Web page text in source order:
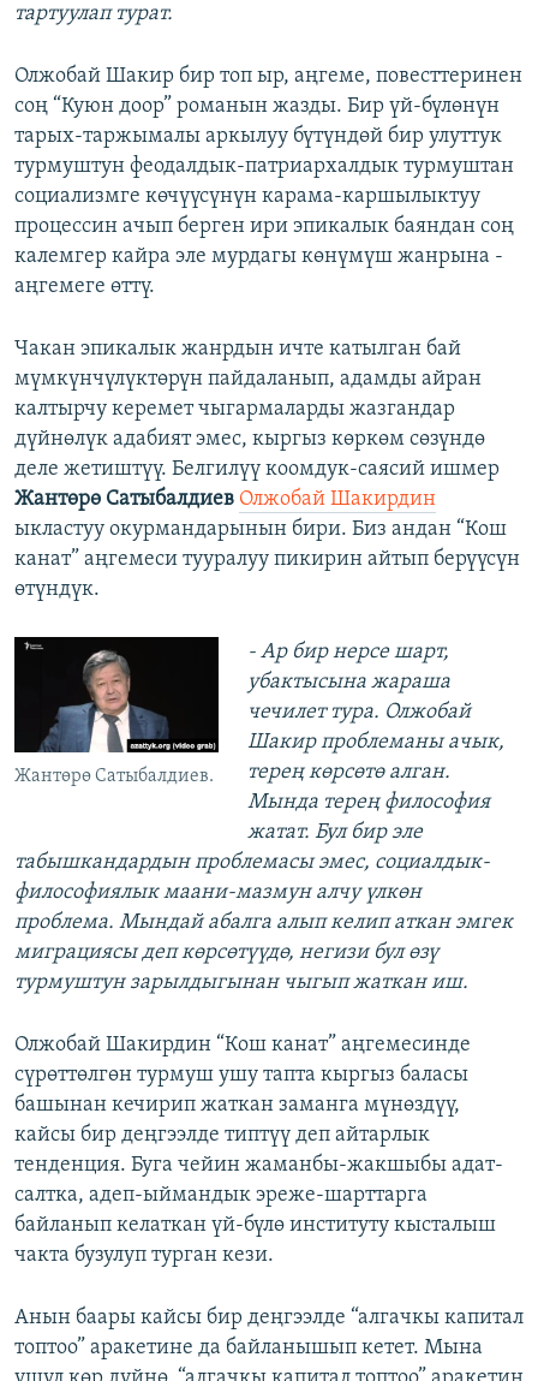
тартуулап турат.
Олжобай Шакир бир топ ыр, аңгеме, повесттеринен
соң “Куюн доор” романын жазды. Бир үй-бүлөнүн
тарых-таржымалы аркылуу бүтүндөй бир улуттук
турмуштун феодалдык-патриархалдык турмуштан
социализмге көчүүсүнүн карама-каршылыктуу
процессин ачып берген ири эпикалык баяндан соң
калемгер кайра эле мурдагы көнүмүш жанрына -
аңгемеге өттү.
Чакан эпикалык жанрдын ичте катылган бай
мүмкүнчүлүктөрүн пайдаланып, адамды айран
калтырчу керемет чыгармаларды жазгандар
дүйнөлүк адабият эмес, кыргыз көркөм сөзүндө
деле жетиштүү. Белгилүү коомдук-саясий ишмер
Жантөрө Сатыбалдиев Олжобай Шакирдин
ыкластуу окурмандарынын бири. Биз андан “Кош
канат” аңгемеси тууралуу пикирин айтып берүүсүн
өтүндүк.
Жантөрө Сатыбалдиев.
- Ар бир нерсе шарт,
убактысына жараша
чечилет тура. Олжобай
Шакир проблеманы ачык,
терең көрсөтө алган.
Мында терең философия
жатат. Бул бир эле
табышкандардын проблемасы эмес, социалдык-
философиялык маани-мазмун алчу үлкөн
проблема. Мындай абалга алып келип аткан эмгек
миграциясы деп көрсөтүүдө, негизи бул өзү
турмуштун зарылдыгынан чыгып жаткан иш.
Олжобай Шакирдин “Кош канат” аңгемесинде
сүрөттөлгөн турмуш ушу тапта кыргыз баласы
башынан кечирип жаткан заманга мүнөздүү,
кайсы бир деңгээлде типтүү деп айтарлык
тенденция. Буга чейин жаманбы-жакшыбы адат-
салтка, адеп-ыймандык эреже-шарттарга
байланып келаткан үй-бүлө институту кысталыш
чакта бузулуп турган кези.
Анын баары кайсы бир деңгээлде “алгачкы капитал
топтоо” аракетине да байланышып кетет. Мына